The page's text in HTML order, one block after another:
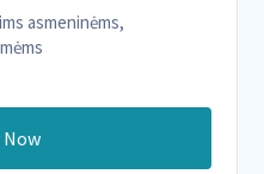
asmeninėms,